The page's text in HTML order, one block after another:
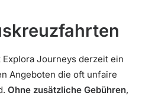
Journeys derzeit ein
Angeboten die oft unfaire
Ohne zusätzliche Gebühren,